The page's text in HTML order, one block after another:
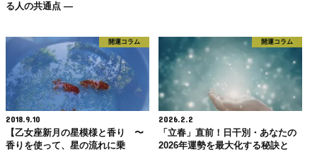
る人の共通点 ―
開運コラム
2018.9.10
【乙女座新月の星模様と香り 〜
香りを使って、星の流れに乗
開運コラム
2026.2.2
「立春」直前！日干別・あなたの
2026年運勢を最大化する秘訣と